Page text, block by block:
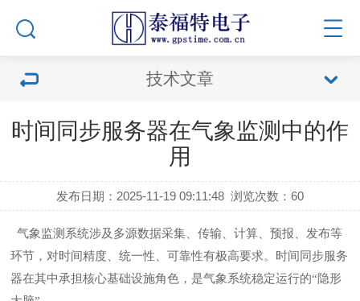
技术文章
时间同步服务器在气象监测中的作
用
发布日期：2025-11-19 09:11:48 浏览次数：60
气象监测系统涉及多源数据采集、传输、计算、预报、发布等
环节，对时间精度、统一性、可靠性有极高要求。时间同步服务
器在其中承担核心基础设施角色，是气象系统稳定运行的“隐形